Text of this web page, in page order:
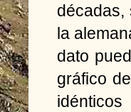
décadas,
la
dato
gráfico